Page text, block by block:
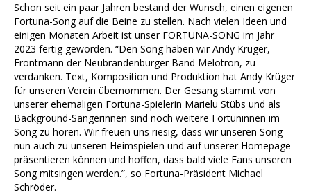
Schon seit ein paar Jahren bestand der Wunsch, einen eigenen
Fortuna-Song auf die Beine zu stellen. Nach vielen Ideen und
einigen Monaten Arbeit ist unser FORTUNA-SONG im Jahr
2023 fertig geworden. “Den Song haben wir Andy Krüger,
Frontmann der Neubrandenburger Band Melotron, zu
verdanken. Text, Komposition und Produktion hat Andy Krüger
für unseren Verein übernommen. Der Gesang stammt von
unserer ehemaligen Fortuna-Spielerin Marielu Stübs und als
Background-Sängerinnen sind noch weitere Fortuninnen im
Song zu hören. Wir freuen uns riesig, dass wir unseren Song
nun auch zu unseren Heimspielen und auf unserer Homepage
präsentieren können und hoffen, dass bald viele Fans unseren
Song mitsingen werden.”, so Fortuna-Präsident Michael
Schröder.